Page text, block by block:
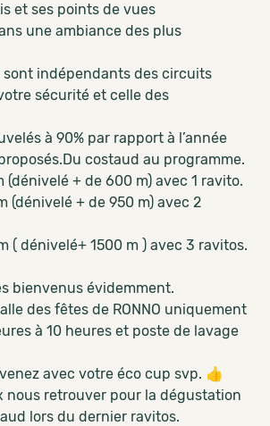
et ses points de vues
une ambiance des plus
sont indépendants des circuits
sécurité et celle des
à 90% par rapport à l’année
costaud au programme.
(dénivelé + de 600 m) avec 1 ravito.
(dénivelé + de 950 m) avec 2
( dénivelé+ 1500 m ) avec 3 ravitos.
bienvenus évidemment.
des fêtes de RONNO uniquement
à 10 heures et poste de lavage
avec votre éco cup svp. 👍
nous retrouver pour la dégustation
lors du dernier ravitos.